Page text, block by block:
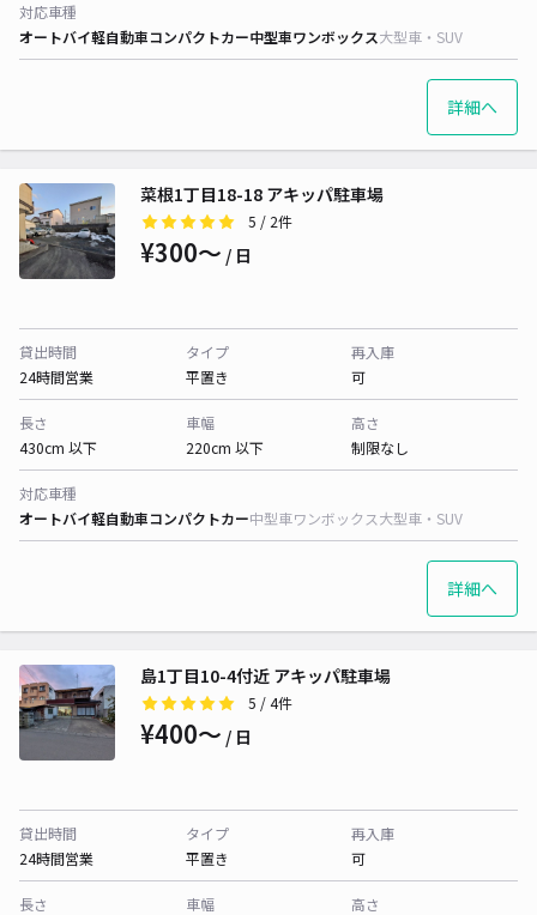
対応車種
オートバイ軽自動車コンパクトカー中型車ワンボックス大型車・SUV
詳細へ
菜根1丁目18-18 アキッパ駐車場
5 / 2件
¥300〜 / 日
貸出時間
24時間営業
タイプ
平置き
再入庫
可
長さ
430cm 以下
車幅
220cm 以下
高さ
制限なし
対応車種
オートバイ軽自動車コンパクトカー中型車ワンボックス大型車・SUV
詳細へ
島1丁目10-4付近 アキッパ駐車場
5 / 4件
¥400〜 / 日
貸出時間
24時間営業
タイプ
平置き
再入庫
可
長さ
車幅
高さ